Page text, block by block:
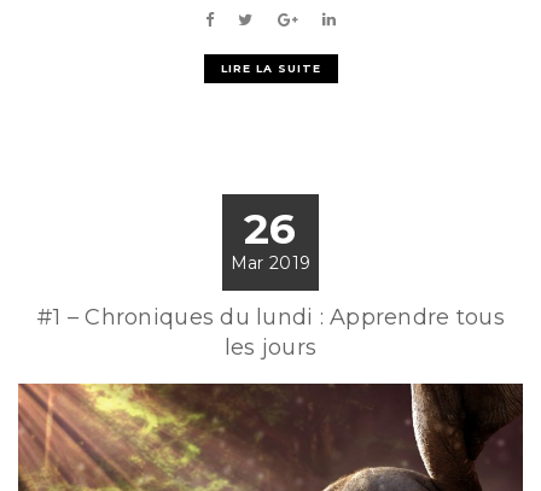
LIRE LA SUITE
26
Mar 2019
#1 – Chroniques du lundi : Apprendre tous
les jours